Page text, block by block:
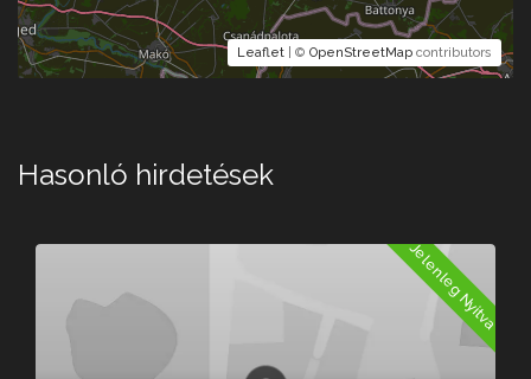
Leaflet | © OpenStreetMap contributors
Hasonló hirdetések
Jelenleg Nyitva